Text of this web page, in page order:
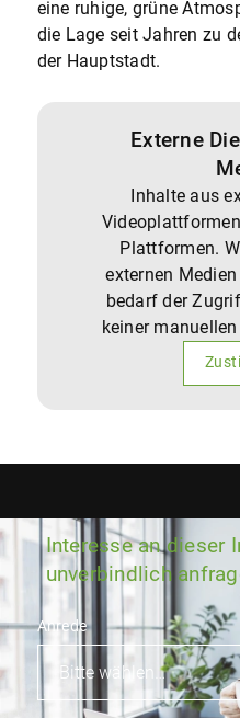
eine ruhige, grüne
die Lage seit Jahren zu
der Hauptstadt.
Externe
Inhalte aus
Plattformen.
externen
bedarf der
keiner
Interesse an dieser
unverbindlich
Anrede